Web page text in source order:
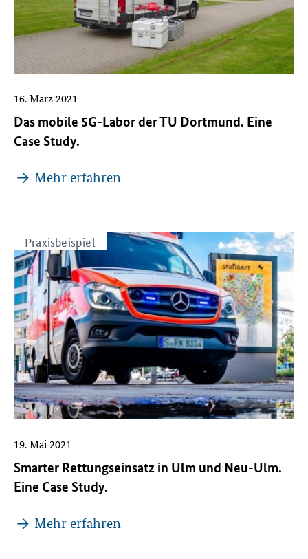
Das mobile 5G-Labor der TU Dortmund. Eine
Case Study.
16. März 2021
Mehr erfahren
Praxisbeispiel
Smarter Rettungseinsatz in Ulm und Neu-Ulm.
Eine Case Study.
19. Mai 2021
Mehr erfahren